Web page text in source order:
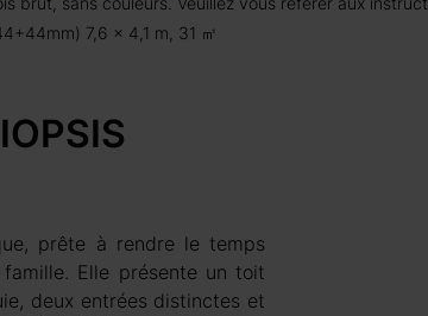
7,6 x 4,1 m, 31 ㎡
prête à rendre le temps
Elle présente un toit
deux entrées distinctes et